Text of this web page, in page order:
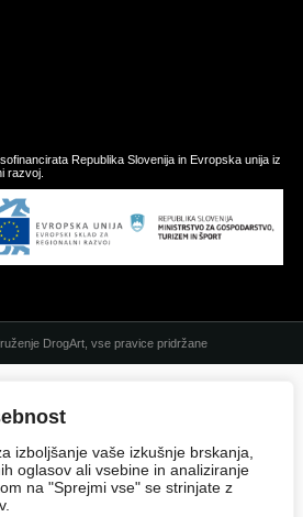
izboljšanje vaše izkušnje brskanja,
oglasov ali vsebine in analiziranje
na "Sprejmi vse" se strinjate z
Republika Slovenija in Evropska unija iz
razvoj.
DrogArt, vse pravice pridržane